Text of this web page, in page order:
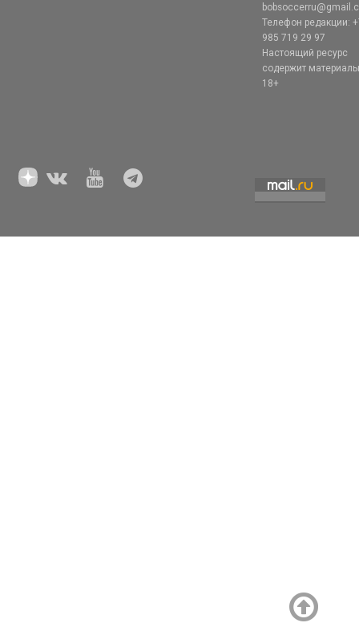
Телефон редакции:
985 719 29 97
Настоящий ресурс
содержит
18+